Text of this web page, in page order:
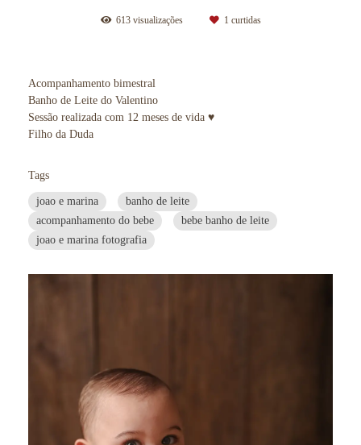
613visualizações 1 curtidas
Acompanhamento bimestral
Banho de Leite do Valentino
Sessão realizada com 12 meses de vida ♥
Filho da Duda
Tags
joao e marina
banho de leite
acompanhamento do bebe
bebe banho de leite
joao e marina fotografia